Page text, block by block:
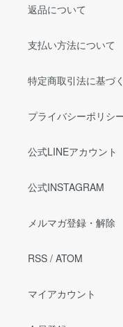
返品について
支払い方法について
特定商取引法に基づ
プライバシーポリシ
公式LINEアカウント
公式INSTAGRAM
メルマガ登録・解除
RSS / ATOM
マイアカウント